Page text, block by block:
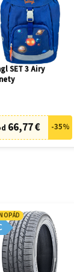
SET 3 Airy
66,77 € -35%